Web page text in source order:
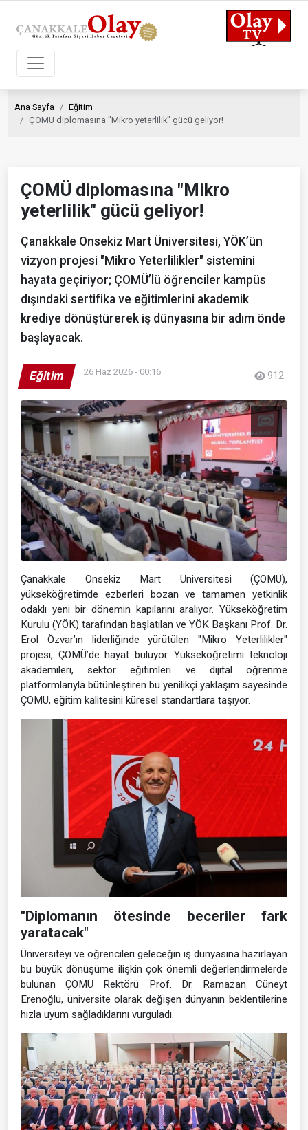
Ana Sayfa
Eğitim
ÇOMÜ diplomasına "Mikro yeterlilik" gücü geliyor!
ÇOMÜ diplomasına "Mikro
yeterlilik" gücü geliyor!
Çanakkale Onsekiz Mart Üniversitesi, YÖK’ün
vizyon projesi "Mikro Yeterlilikler" sistemini
hayata geçiriyor; ÇOMÜ’lü öğrenciler kampüs
dışındaki sertifika ve eğitimlerini akademik
krediye dönüştürerek iş dünyasına bir adım önde
başlayacak.
Eğitim 26 Haz 2026 - 00:16 912
Çanakkale Onsekiz Mart Üniversitesi (ÇOMÜ),
yükseköğretimde ezberleri bozan ve tamamen yetkinlik
odaklı yeni bir dönemin kapılarını aralıyor. Yükseköğretim
Kurulu (YÖK) tarafından başlatılan ve YÖK Başkanı Prof. Dr.
Erol Özvar’ın liderliğinde yürütülen "Mikro Yeterlilikler"
projesi, ÇOMÜ’de hayat buluyor. Yükseköğretimi teknoloji
akademileri, sektör eğitimleri ve dijital öğrenme
platformlarıyla bütünleştiren bu yenilikçi yaklaşım sayesinde
ÇOMÜ, eğitim kalitesini küresel standartlara taşıyor.
"Diplomanın ötesinde beceriler fark
yaratacak"
Üniversiteyi ve öğrencileri geleceğin iş dünyasına hazırlayan
bu büyük dönüşüme ilişkin çok önemli değerlendirmelerde
bulunan ÇOMÜ Rektörü Prof. Dr. Ramazan Cüneyt
Erenoğlu, üniversite olarak değişen dünyanın beklentilerine
hızla uyum sağladıklarını vurguladı.